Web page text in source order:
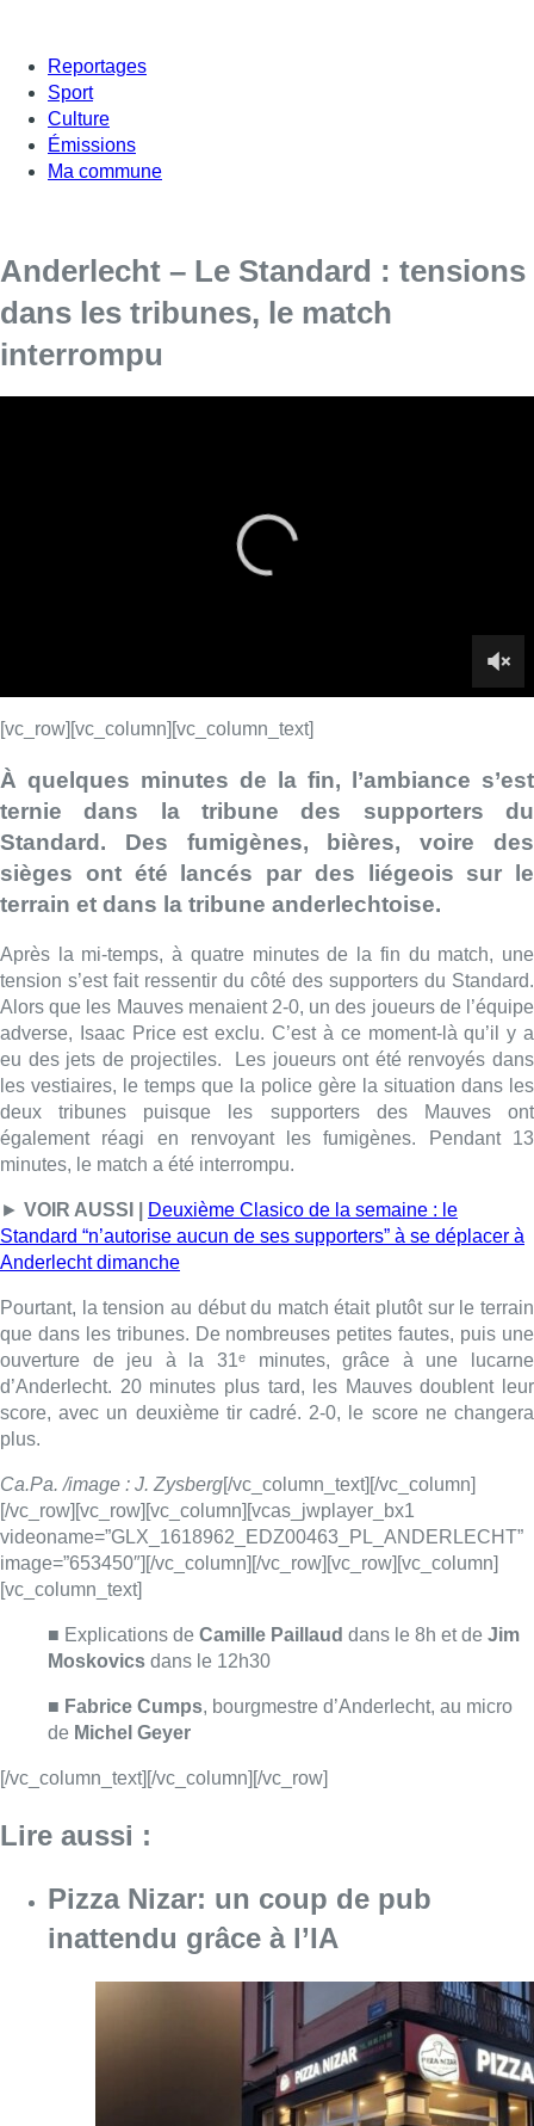
Reportages
Sport
Culture
Émissions
Ma commune
Anderlecht – Le Standard : tensions
dans les tribunes, le match
interrompu
Standard. Des fumigènes, bières, voire des
sièges ont été lancés par des liégeois sur le
terrain et dans la tribune anderlechtoise.
Après la mi-temps, à quatre minutes de la fin du match, une
tension s’est fait ressentir du côté des supporters du Standard.
Alors que les Mauves menaient 2-0, un des joueurs de l’équipe
eu des jets de projectiles. Les joueurs ont été renvoyés dans
les vestiaires, le temps que la police gère la situation dans les
deux tribunes puisque les supporters des Mauves ont
également réagi en renvoyant les fumigènes. Pendant 13
minutes, le match a été interrompu.
VOIR AUSSI |
Deuxième Clasico de la semaine : le
Standard “n’autorise aucun de ses supporters” à se déplacer à
Anderlecht dimanche
Pourtant, la tension au début du match était plutôt sur le terrain
que dans les tribunes.De nombreuses petites fautes, puis une
ouverture de jeu à la 31ᵉ minutes, grâce à une lucarne
d’Anderlecht. 20 minutes plus tard, les Mauves doublent leur
score, avec un deuxième tir cadré. 2-0, le score ne changera
plus.
Ca.Pa. /image : J. Zysberg[/vc_column_text][/vc_column]
videoname=”GLX_1618962_EDZ00463_PL_ANDERLECHT”
image=”653450″][/vc_column][/vc_row][vc_row][vc_column]
[vc_column_text]
■ Explications deCamille Paillauddans le 8h et deJim
Moskovicsdans le 12h30
■Fabrice Cumps, bourgmestre d’Anderlecht, au micro
deMichel Geyer
Lire aussi :
Pizza Nizar: un coup de pub
Consulter l'article "Pizza Nizar: un coup de